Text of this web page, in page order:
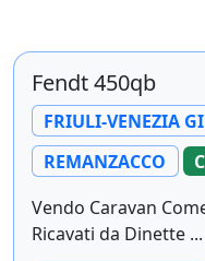
Fendt 450qb
FRIULI-VENEZIA
REMANZACCO
Vendo Caravan
Ricavati da Dinette ...